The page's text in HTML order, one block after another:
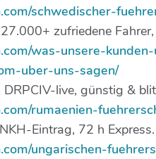
schwedischer-
zufriedene
was-unsere-
uber-uns-sagen/
DRPCIV-live, günstig &
rumaenien-
Eintrag, 72 h Express.
ungarischen-